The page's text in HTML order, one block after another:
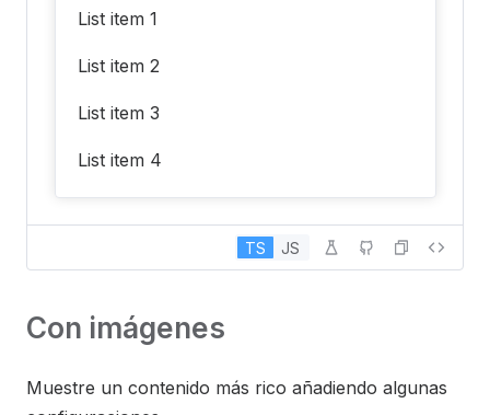
List item 1
List item 2
List item 3
List item 4
TS JS
Con imágenes
Muestre un contenido más rico añadiendo algunas